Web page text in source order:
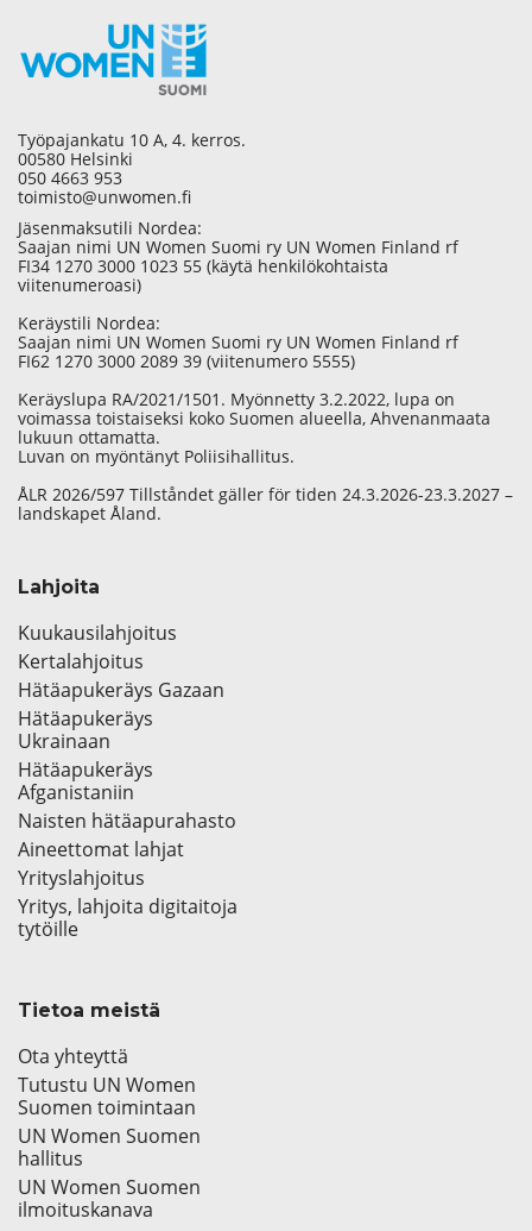
Työpajankatu 10 A, 4. kerros.
00580 Helsinki
050 4663 953
toimisto@unwomen.fi
Jäsenmaksutili Nordea:
Saajan nimi UN Women Suomi ry UN Women Finland rf
FI34 1270 3000 1023 55 (käytä henkilökohtaista
viitenumeroasi)
Keräystili Nordea:
Saajan nimi UN Women Suomi ry UN Women Finland rf
FI62 1270 3000 2089 39 (viitenumero 5555)
Keräyslupa RA/2021/1501. Myönnetty 3.2.2022, lupa on
voimassa toistaiseksi koko Suomen alueella, Ahvenanmaata
lukuun ottamatta.
Luvan on myöntänyt Poliisihallitus.
ÅLR 2026/597 Tillståndet gäller för tiden 24.3.2026-23.3.2027 –
landskapet Åland.
Lahjoita
Kuukausilahjoitus
Kertalahjoitus
Hätäapukeräys Gazaan
Hätäapukeräys
Ukrainaan
Hätäapukeräys
Afganistaniin
Naisten hätäapurahasto
Aineettomat lahjat
Yrityslahjoitus
Yritys, lahjoita digitaitoja
tytöille
Tietoa meistä
Ota yhteyttä
Tutustu UN Women
Suomen toimintaan
UN Women Suomen
hallitus
UN Women Suomen
ilmoituskanava